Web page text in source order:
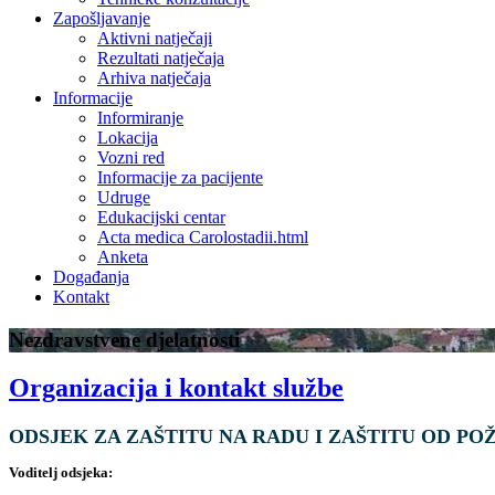
Zapošljavanje
Aktivni natječaji
Rezultati natječaja
Arhiva natječaja
Informacije
Informiranje
Lokacija
Vozni red
Informacije za pacijente
Udruge
Edukacijski centar
Acta medica Carolostadii.html
Anketa
Događanja
Kontakt
Nezdravstvene djelatnosti
Organizacija i kontakt službe
ODSJEK ZA ZAŠTITU NA RADU I ZAŠTITU OD
Voditelj odsjeka: